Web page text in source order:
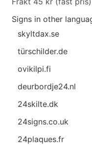
Signs in other
skyltdax.se
türschilder.de
ovikilpi.fi
deurbordje24.nl
24skilte.dk
24signs.co.uk
24plaques.fr